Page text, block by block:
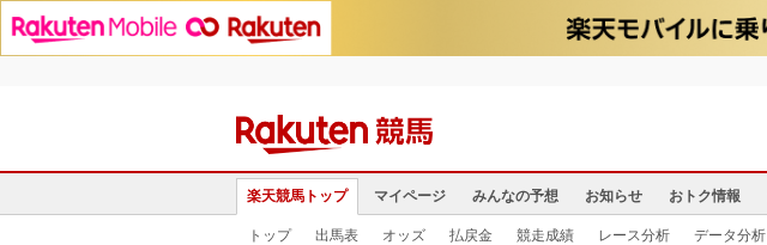
楽天競馬トップ マイページ みんなの予想 お知らせ おトク情報
トップ 出馬表 オッズ 払戻金 競走成績 レース分析 データ分析